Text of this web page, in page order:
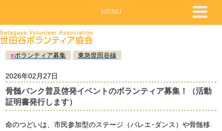
■ボランティア募集 東急世田谷線
2026年02月27日
骨髄バンク普及啓発イベントのボランティア募集！（活動
証明書発行します）
命のつどいは、市民参加型のステージ（バレエ･ダンス）や骨髄移
MENU